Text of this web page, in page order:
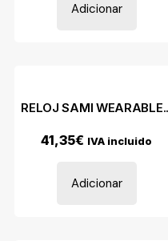
Adicionar
RELOJ SAMI
41,35€ IVA incluido
Adicionar